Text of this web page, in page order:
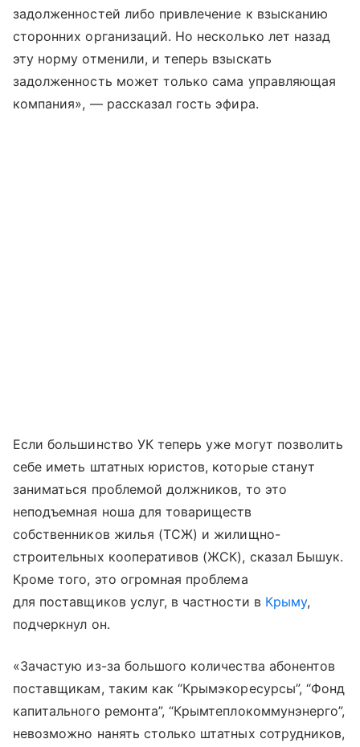
задолженностей либо привлечение к взысканию
сторонних организаций. Но несколько лет назад
эту норму отменили, и теперь взыскать
задолженность может только сама управляющая
компания», — рассказал гость эфира.
Если большинство УК теперь уже могут позволить
себе иметь штатных юристов, которые станут
заниматься проблемой должников, то это
неподъемная ноша для товариществ
собственников жилья (ТСЖ) и жилищно-
строительных кооперативов (ЖСК), сказал Бышук.
Кроме того, это огромная проблема
для поставщиков услуг, в частности в Крыму,
подчеркнул он.
«Зачастую из-за большого количества абонентов
поставщикам, таким как “Крымэкоресурсы”, “Фонд
капитального ремонта”, “Крымтеплокоммунэнерго”,
невозможно нанять столько штатных сотрудников,